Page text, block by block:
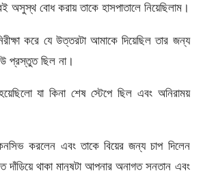
অসুস্থ বোধ করায় তাকে হাসপাতালে নিয়েছিলাম।
করে যে উত্তরটা আমাকে দিয়েছিল তার জন্য
প্রস্তুত ছিল না।
যা কিনা শেষ স্টেপে ছিল এবং অনিরাময়
করলেন এবং তাকে বিয়ের জন্য চাপ দিলেন
দাঁড়িয়ে থাকা মানুষটা আপনার অনাগত সন্তান এবং